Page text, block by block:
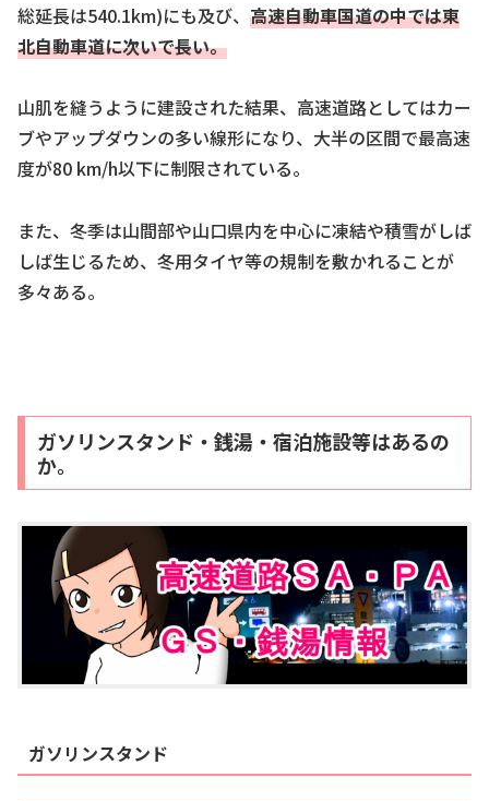
総延長は540.1km)にも及び、 高速自動車国道の中では東
北自動車道に次いで長い。
山肌を縫うように建設された結果、高速道路としてはカー
ブやアップダウンの多い線形になり、大半の区間で最高速
度が80 km/h以下に制限されている。
また、冬季は山間部や山口県内を中心に凍結や積雪がしば
しば生じるため、冬用タイヤ等の規制を敷かれることが
多々ある。
ガソリンスタンド・銭湯・宿泊施設等はあるの
か。
ガソリンスタンド